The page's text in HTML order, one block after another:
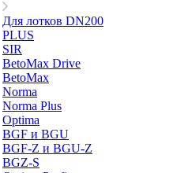
Для лотков DN200
PLUS
SIR
BetoMax Drive
BetoMax
Norma
Norma Plus
Optima
BGF и BGU
BGF-Z и BGU-Z
BGZ-S